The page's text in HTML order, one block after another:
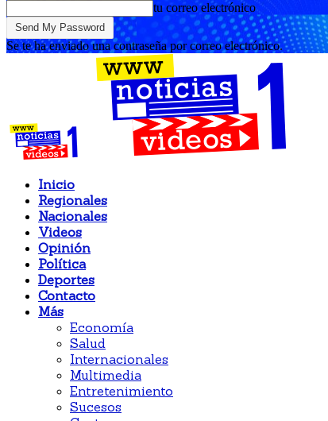
tu correo electrónico
Se te ha enviado una contraseña por correo electrónico.
Inicio
Regionales
Nacionales
Videos
Opinión
Política
Deportes
Contacto
Más
Economía
Salud
Internacionales
Multimedia
Entretenimiento
Sucesos